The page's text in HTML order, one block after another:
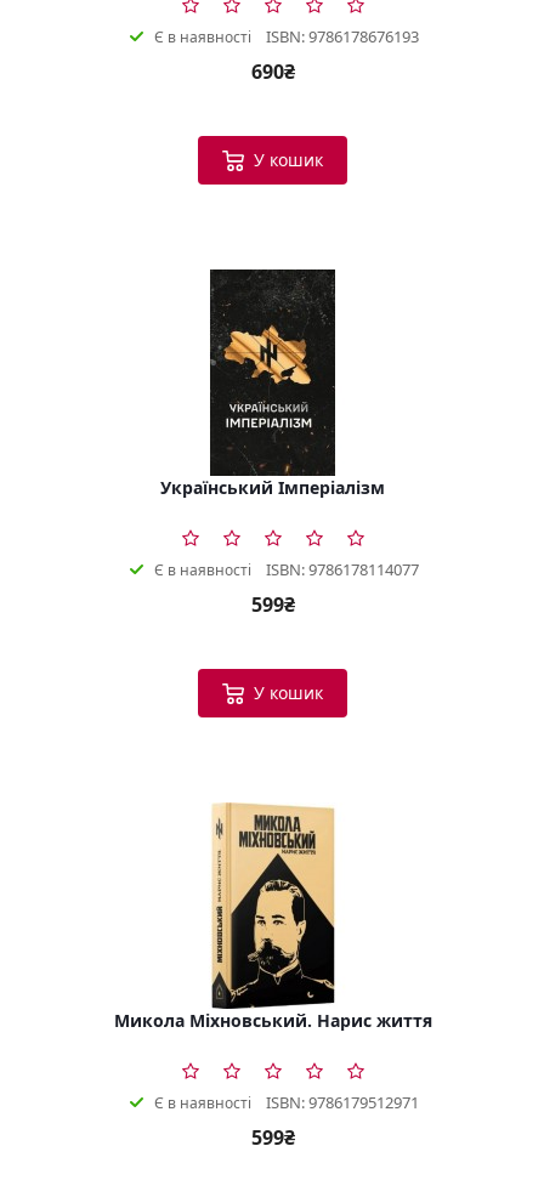
Є в наявності ISBN: 9786178676193
690₴
У кошик
Український Імперіалізм
Є в наявності ISBN: 9786178114077
599₴
У кошик
Микола Міхновський. Нарис життя
Є в наявності ISBN: 9786179512971
599₴